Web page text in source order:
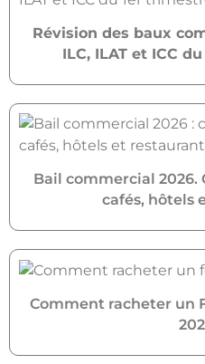
Révision des baux
ILC, ILAT et ICC
Bail commercial 2026.
cafés, hôtels
Comment racheter un